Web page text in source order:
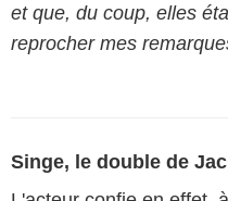
et que, du coup, elles
reprocher mes
Singe, le double de